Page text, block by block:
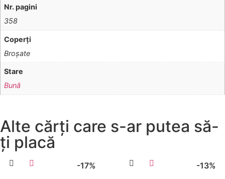
Nr. pagini
358
Coperţi
Broşate
Stare
Bună
Alte cărți care s-ar putea să-
ți placă
-17% -13%